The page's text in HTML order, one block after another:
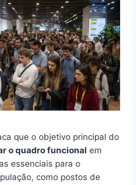
que o objetivo principal do
o quadro funcional em
essenciais para o
como postos de